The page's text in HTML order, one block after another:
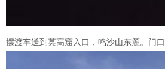
摆渡车送到莫高窟入口，鸣沙山东麓。门